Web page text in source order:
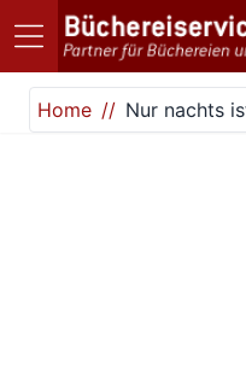
Direkt zum Inhalt
Home
Nur nachts